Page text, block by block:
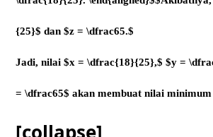
{25}$ dan $z = \dfrac65.$
Jadi, nilai $x = \dfrac{18}{25},$ $y =
= \dfrac65$ akan membuat nilai